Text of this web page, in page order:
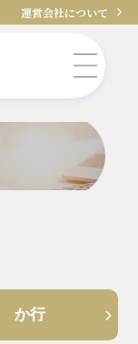
運営会社について
か行